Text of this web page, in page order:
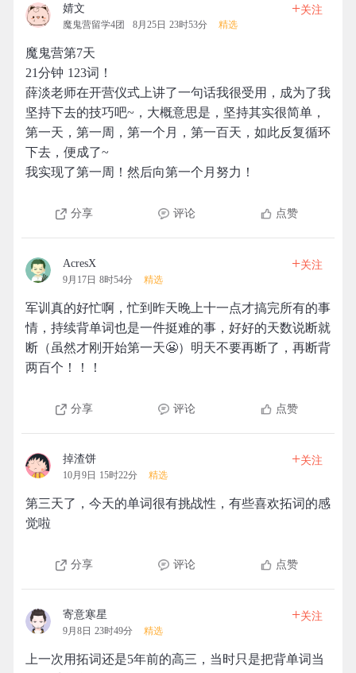
婧文
魔鬼营留学4团 8月25日 23时53分 精选
+关注
魔鬼营第7天
21分钟 123词！
薛淡老师在开营仪式上讲了一句话我很受用，成为了我
坚持下去的技巧吧~，大概意思是，坚持其实很简单，
第一天，第一周，第一个月，第一百天，如此反复循环
下去，便成了~
我实现了第一周！然后向第一个月努力！
分享 评论 点赞
AcresX
9月17日 8时54分 精选
+关注
军训真的好忙啊，忙到昨天晚上十一点才搞完所有的事
情，持续背单词也是一件挺难的事，好好的天数说断就
断（虽然才刚开始第一天😬）明天不要再断了，再断背
两百个！！！
分享 评论 点赞
掉渣饼
10月9日 15时22分 精选
+关注
第三天了，今天的单词很有挑战性，有些喜欢拓词的感
觉啦
分享 评论 点赞
寄意寒星
9月8日 23时49分 精选
+关注
上一次用拓词还是5年前的高三，当时只是把背单词当